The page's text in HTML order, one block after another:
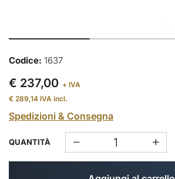
Codice: 1637
€ 237,00 + IVA
€ 289,14 IVA incl.
Spedizioni & Consegna
QUANTITÀ